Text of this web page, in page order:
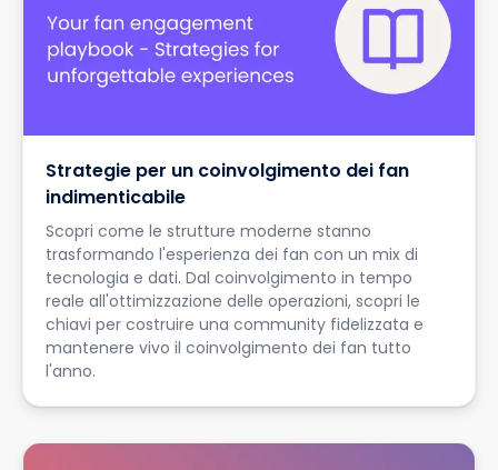
Strategie per un coinvolgimento dei fan
indimenticabile
Scopri come le strutture moderne stanno
trasformando l'esperienza dei fan con un mix di
tecnologia e dati. Dal coinvolgimento in tempo
reale all'ottimizzazione delle operazioni, scopri le
chiavi per costruire una community fidelizzata e
mantenere vivo il coinvolgimento dei fan tutto
l'anno.